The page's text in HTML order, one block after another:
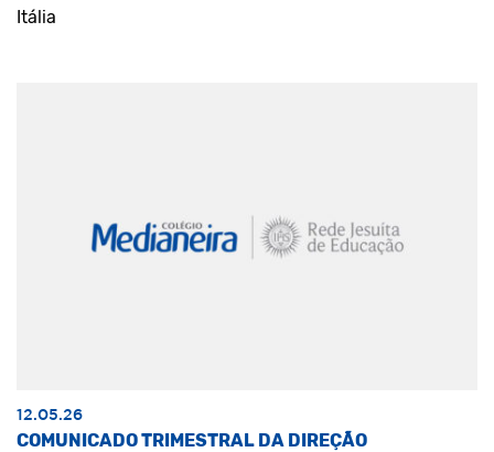
Itália
12.05.26
COMUNICADO TRIMESTRAL DA DIREÇÃO